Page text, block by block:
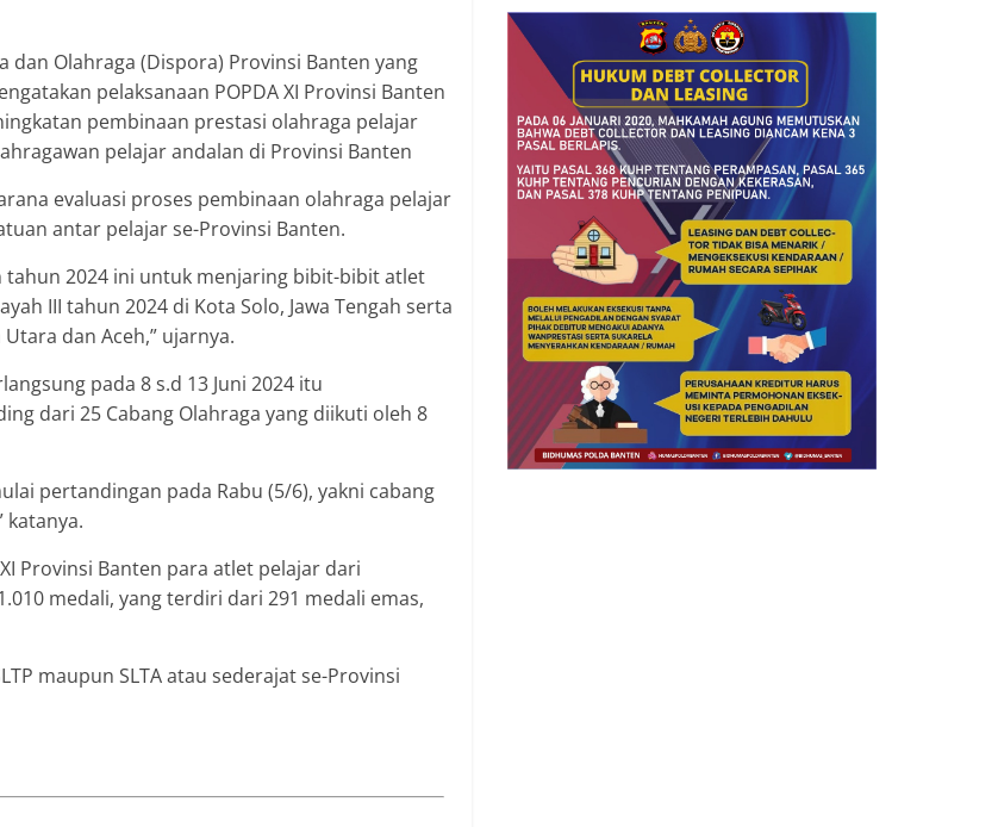
dan Olahraga (Dispora) Provinsi Banten yang
pelaksanaan POPDA XI Provinsi Banten
pembinaan prestasi olahraga pelajar
pelajar andalan di Provinsi Banten
evaluasi proses pembinaan olahraga pelajar
antar pelajar se-Provinsi Banten.
tahun 2024 ini untuk menjaring bibit-bibit atlet
III tahun 2024 di Kota Solo, Jawa Tengah serta
dan Aceh,” ujarnya.
pada 8 s.d 13 Juni 2024 itu
dari 25 Cabang Olahraga yang diikuti oleh 8
pertandingan pada Rabu (5/6), yakni cabang
katanya.
Provinsi Banten para atlet pelajar dari
medali, yang terdiri dari 291 medali emas,
maupun SLTA atau sederajat se-Provinsi